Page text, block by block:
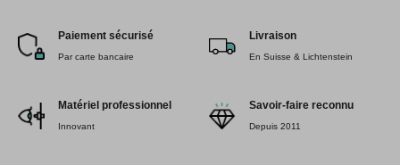
Paiement sécurisé
Par carte bancaire
Livraison
En Suisse & Lichtenstein
Matériel professionnel
Innovant
Savoir-faire reconnu
Depuis 2011